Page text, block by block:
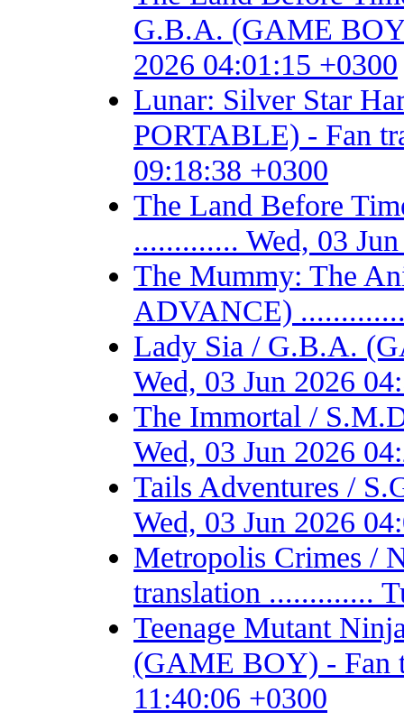
G.B.A. (GAME
2026 04:01:15 +0300
Lunar: Silver Star
PORTABLE) - Fan
09:18:38 +0300
The Land Before
............. Wed, 03
The Mummy: The
ADVANCE)
Lady Sia / G.B.A.
Wed, 03 Jun 2026
The Immortal /
Wed, 03 Jun 2026
Tails Adventures /
Wed, 03 Jun 2026
Metropolis Crimes /
translation .............
Teenage Mutant
(GAME BOY) - Fan
11:40:06 +0300